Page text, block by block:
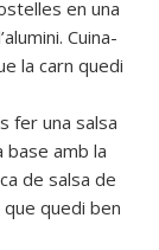
en una
Cuina-
la carn quedi
fer una salsa
base amb la
de salsa de
quedi ben